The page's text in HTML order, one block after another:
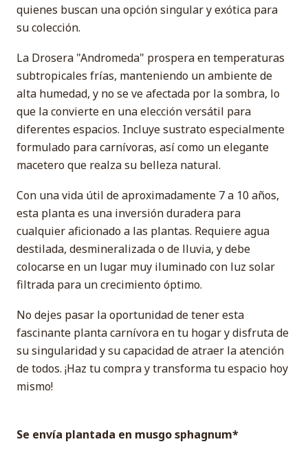
quienes buscan una opción singular y exótica para
su colección.
La Drosera "Andromeda" prospera en temperaturas
subtropicales frías, manteniendo un ambiente de
alta humedad, y no se ve afectada por la sombra, lo
que la convierte en una elección versátil para
diferentes espacios. Incluye sustrato especialmente
formulado para carnívoras, así como un elegante
macetero que realza su belleza natural.
Con una vida útil de aproximadamente 7 a 10 años,
esta planta es una inversión duradera para
cualquier aficionado a las plantas. Requiere agua
destilada, desmineralizada o de lluvia, y debe
colocarse en un lugar muy iluminado con luz solar
filtrada para un crecimiento óptimo.
No dejes pasar la oportunidad de tener esta
fascinante planta carnívora en tu hogar y disfruta de
su singularidad y su capacidad de atraer la atención
de todos. ¡Haz tu compra y transforma tu espacio hoy
mismo!
Se envía plantada en musgo sphagnum*